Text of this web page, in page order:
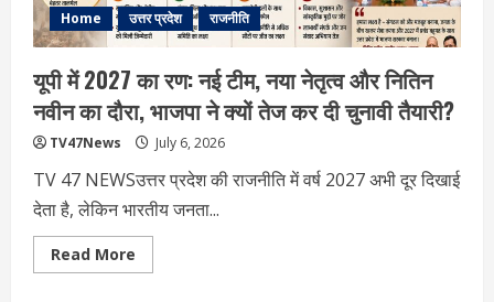
Home उत्तर प्रदेश राजनीति
यूपी में 2027 का रण: नई टीम, नया नेतृत्व और नितिन
नवीन का दौरा, भाजपा ने क्यों तेज कर दी चुनावी तैयारी?
TV47News July 6, 2026
TV 47 NEWSउत्तर प्रदेश की राजनीति में वर्ष 2027 अभी दूर दिखाई
देता है, लेकिन भारतीय जनता...
Read More
more